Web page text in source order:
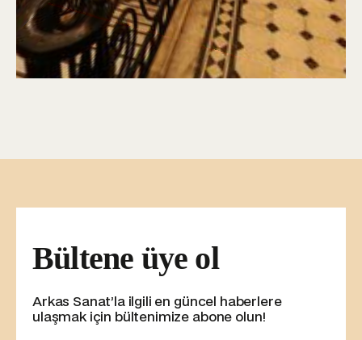
Bültene üye ol
Arkas Sanat’la ilgili en güncel haberlere
ulaşmak için bültenimize abone olun!